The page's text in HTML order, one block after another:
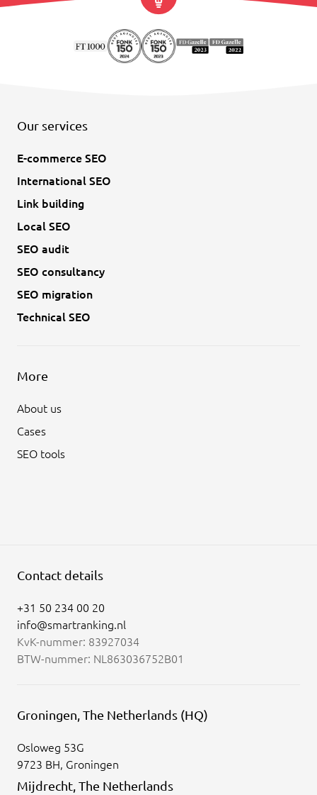
Our services
E-commerce SEO
International SEO
Link building
Local SEO
SEO audit
SEO consultancy
SEO migration
Technical SEO
More
About us
Cases
SEO tools
Contact details
+31 50 234 00 20
info@smartranking.nl
KvK-nummer: 83927034
BTW-nummer: NL863036752B01
Groningen, The Netherlands (HQ)
Osloweg 53G
9723 BH, Groningen
Mijdrecht, The Netherlands